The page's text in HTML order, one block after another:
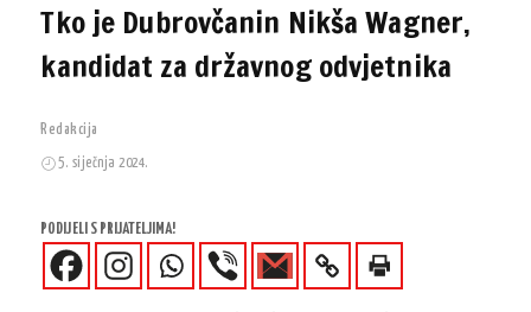
Tko je Dubrovčanin Nikša Wagner,
kandidat za državnog odvjetnika
Redakcija
5. siječnja 2024.
PODIJELI S PRIJATELJIMA!